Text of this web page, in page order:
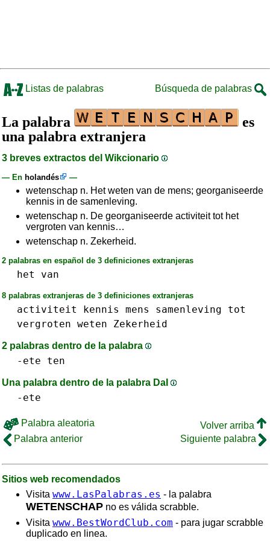
Listas de palabras Búsqueda de palabras
La palabra
es
una palabra extranjera
3 breves extractos del Wikcionario
— En holandés —
wetenschap n. Het weten van de mens; georganiseerde
kennis in de samenleving.
wetenschap n. De georganiseerde activiteit tot het
vergroten van kennis…
wetenschap n. Zekerheid.
2 palabras en español de 3 definiciones extranjeras
het van
8 palabras extranjeras de 3 definiciones extranjeras
activiteit kennis mens samenleving
tot
vergroten weten Zekerheid
2 palabras dentro de la palabra
-ete ten
Una palabra dentro de la palabra DaI
-ete
Palabra aleatoria
Volver arriba
Palabra anterior
Siguiente palabra
Sitios web recomendados
Visita www.LasPalabras.es - la palabra
WETENSCHAP no es válida scrabble.
Visita www.BestWordClub.com - para jugar scrabble
duplicado en linea.